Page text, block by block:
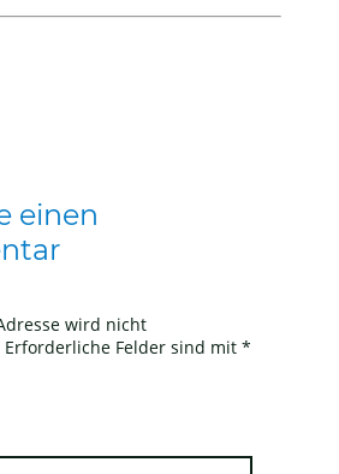
einen
wird nicht
Erforderliche Felder sind mit *